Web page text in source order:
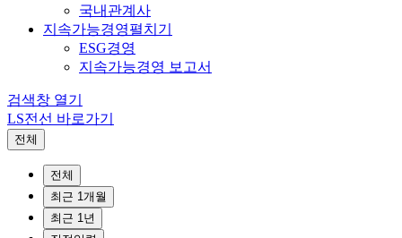
국내관계사
지속가능경영펼치기
ESG경영
지속가능경영 보고서
검색창 열기
LS전선 바로가기
전체
전체
최근 1개월
최근 1년